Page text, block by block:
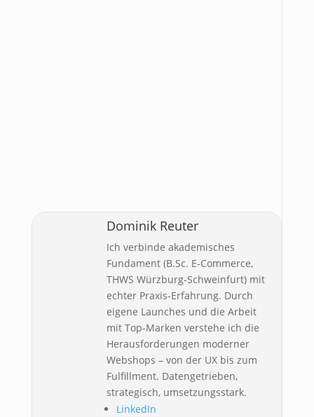
Dominik Reuter
Ich verbinde akademisches
Fundament (B.Sc. E-Commerce,
THWS Würzburg-Schweinfurt) mit
echter Praxis-Erfahrung. Durch
eigene Launches und die Arbeit
mit Top-Marken verstehe ich die
Herausforderungen moderner
Webshops – von der UX bis zum
Fulfillment. Datengetrieben,
strategisch, umsetzungsstark.
LinkedIn